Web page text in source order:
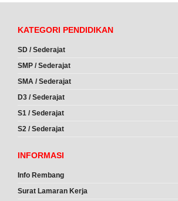
KATEGORI PENDIDIKAN
SD / Sederajat
SMP / Sederajat
SMA / Sederajat
D3 / Sederajat
S1 / Sederajat
S2 / Sederajat
INFORMASI
Info Rembang
Surat Lamaran Kerja